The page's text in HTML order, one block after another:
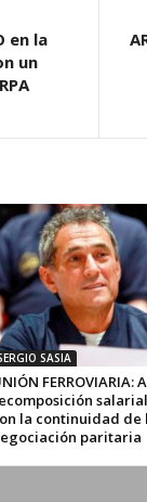
en la
un
SASIA
FERROVIARIA:
la continuidad de
paritaria